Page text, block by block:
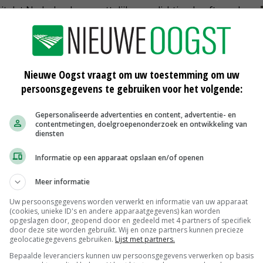
dat Nederland een wettelijke verplichting heeft om de
te beschermen.
de definitie van 'probleemwolf' en een manier om
een overlastgevende wolf te versnellen. Daarnaast
Europese fondsen bieden voor
en hoe andere Europese landen deze fondsen
Deskundigenteam Wolf, dat de provincies
bij acute situaties. Wageningen University &
uit om de staat van instandhouding van de
Commissie om aandacht te vragen voor de
Nieuwe Oogst vraagt om uw toestemming om uw
persoonsgegevens te gebruiken voor het volgende:
Gepersonaliseerde advertenties en content, advertentie- en
contentmetingen, doelgroepenonderzoek en ontwikkeling van
diensten
Informatie op een apparaat opslaan en/of openen
Meer informatie
Uw persoonsgegevens worden verwerkt en informatie van uw apparaat
(cookies, unieke ID's en andere apparaatgegevens) kan worden
opgeslagen door, geopend door en gedeeld met 4 partners of specifiek
door deze site worden gebruikt. Wij en onze partners kunnen precieze
geolocatiegegevens gebruiken. Lijst met partners.
Bepaalde leveranciers kunnen uw persoonsgegevens verwerken op basis